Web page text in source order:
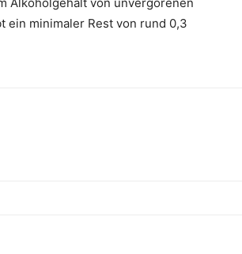
ein minimaler Rest von rund 0,3